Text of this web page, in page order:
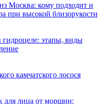
Москва: кому подходит и
при высокой близорукости
этапы, виды
камчатского лосося
для лица от морщин: